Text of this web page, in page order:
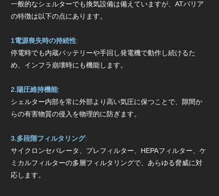
一般的なシェルターでも換気設備は備えていますが、ATバリア
の特徴は以下の点にあります。
1電源喪失時の持続性:
停電時でも内蔵バッテリーや手回し発電機で動作し続けるた
め、インフラ崩壊時にも機能します。
2.陽圧維持機能:
シェルター内部を常に外部より高い気圧に保つことで、隙間か
らの有害物質の侵入を物理的に防ぎます。
3.多段階フィルタリング:
サイクロンセパレータ、プレフィルター、HEPAフィルター、ケ
ミカルフィルターの多層フィルタリングで、あらゆる脅威に対
応します。